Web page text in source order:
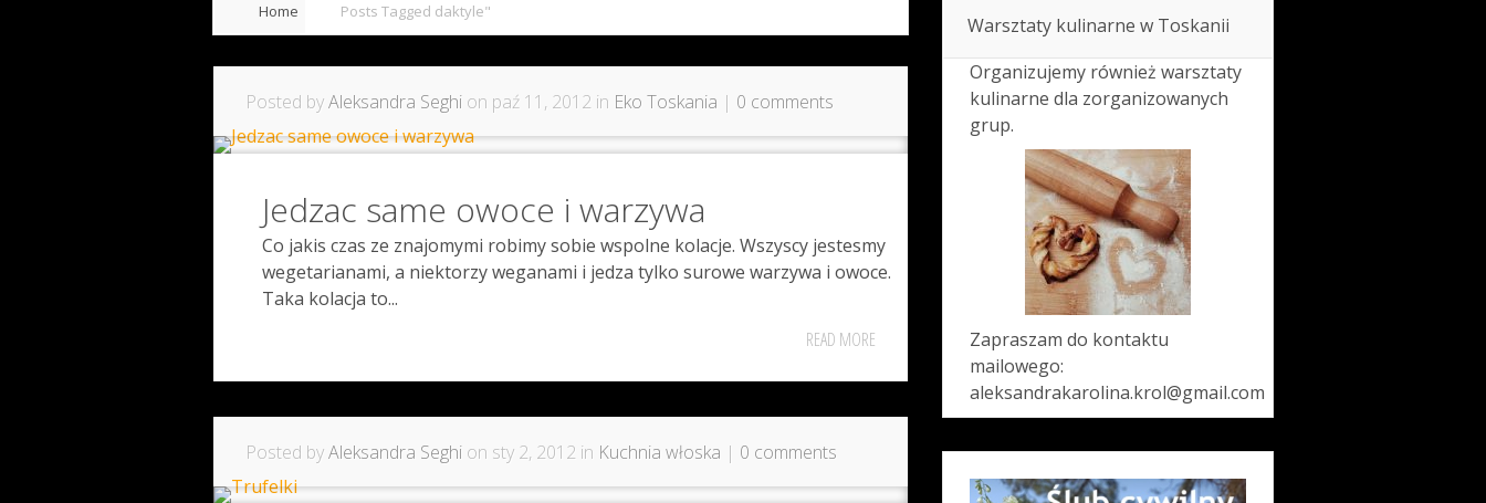
Home Posts Tagged daktyle"
Posted byAleksandra Seghi on paź 11, 2012 in Eko Toskania | 0 comments
Jedzac same owoce i warzywa
Co jakis czas ze znajomymi robimy sobie wspolne kolacje. Wszyscy jestesmy
wegetarianami, a niektorzy weganami i jedza tylko surowe warzywa i owoce.
Taka kolacja to...
READ MORE
Posted byAleksandra Seghi on sty 2, 2012 in Kuchnia włoska | 0 comments
Warsztaty kulinarne w Toskanii
Organizujemy również warsztaty
kulinarne dla zorganizowanych
grup.
Zapraszam do kontaktu
mailowego:
aleksandrakarolina.krol@gmail.com